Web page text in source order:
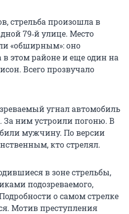
стрельба произошла в
79‑й улице. Место
«обширным»: оно
этом районе и еще один на
Всего прозвучало
угнал автомобиль
За ним устроили погоню. В
мужчину. По версии
кто стрелял.
в зоне стрельбы,
подозреваемого,
о самом стрелке
Мотив преступления